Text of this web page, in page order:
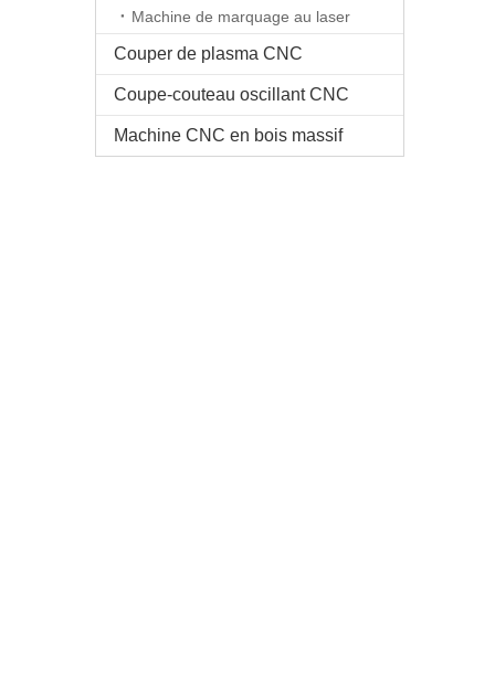
Machine de marquage au laser
Couper de plasma CNC
Coupe-couteau oscillant CNC
Machine CNC en bois massif